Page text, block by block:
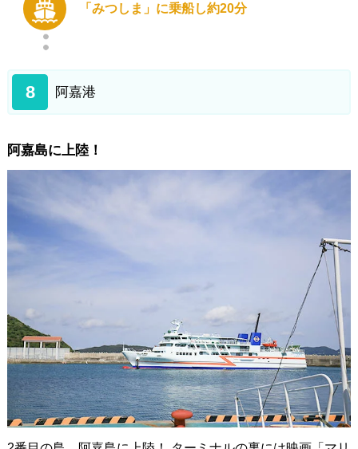
「みつしま」に乗船し約20分
8 阿嘉港
阿嘉島に上陸！